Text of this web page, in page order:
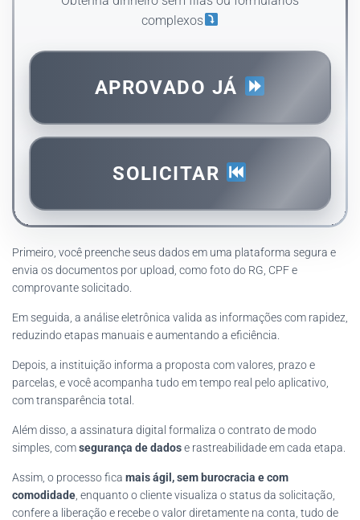
complexos
APROVADO JÁ
SOLICITAR
Primeiro, você preenche seus dados em uma plataforma segura e
envia os documentos por upload, como foto do RG, CPF e
comprovante solicitado.
Em seguida, a análise eletrônica valida as informações com rapidez,
reduzindo etapas manuais e aumentando a eficiência.
Depois, a instituição informa a proposta com valores, prazo e
parcelas, e você acompanha tudo em tempo real pelo aplicativo,
com transparência total.
Além disso, a assinatura digital formaliza o contrato de modo
simples, comsegurança de dadose rastreabilidade em cada etapa.
Assim, o processo fica mais ágil, sem burocracia e com
comodidade , enquanto o cliente visualiza o status da solicitação,
confere a liberação e recebe o valor diretamente na conta, tudo de